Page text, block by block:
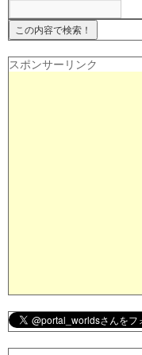
スポンサーリンク